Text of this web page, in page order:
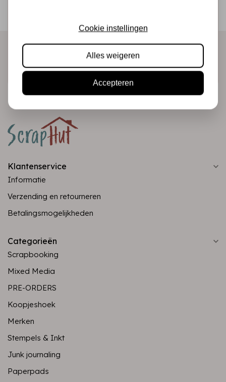
Abonneer
Klantenservice
Informatie
Verzending en retourneren
Betalingsmogelijkheden
Categorieën
Scrapbooking
Mixed Media
PRE-ORDERS
Koopjeshoek
Merken
Stempels & Inkt
Junk journaling
Paperpads
Cookie instellingen
Alles weigeren
Accepteren